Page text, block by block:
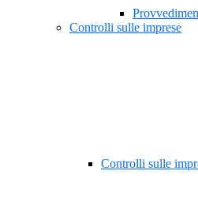
Controlli sulle imprese
Controlli sulle